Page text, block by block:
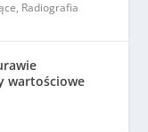
, Radiografia
wartościowe